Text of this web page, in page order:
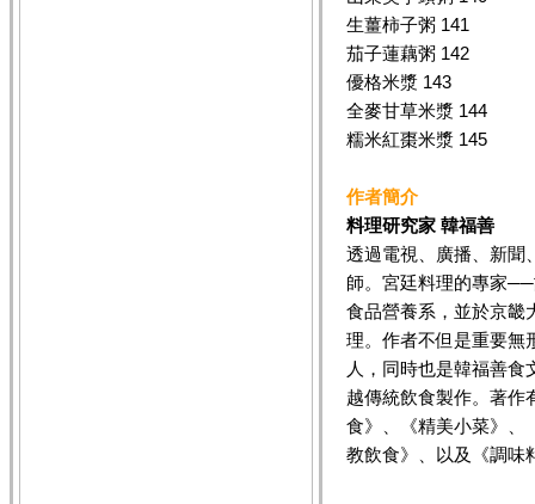
生薑柿子粥 141
茄子蓮藕粥 142
優格米漿 143
全麥甘草米漿 144
糯米紅棗米漿 145
作者簡介
料理研究家 韓福善
透過電視、廣播、新聞
師。宮廷料理的專家
食品營養系，並於京畿
理。作者不但是重要無
人，同時也是韓福善
越傳統飲食製作。著作
食》、《精美小菜》、
教飲食》、以及《調味